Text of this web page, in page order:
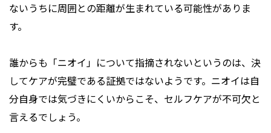
ないうちに周囲との距離が生まれている可能性がありま
す。
誰からも「ニオイ」について指摘されないというのは、決
してケアが完璧である証拠ではないようです。ニオイは自
分自身では気づきにくいからこそ、セルフケアが不可欠と
言えるでしょう。